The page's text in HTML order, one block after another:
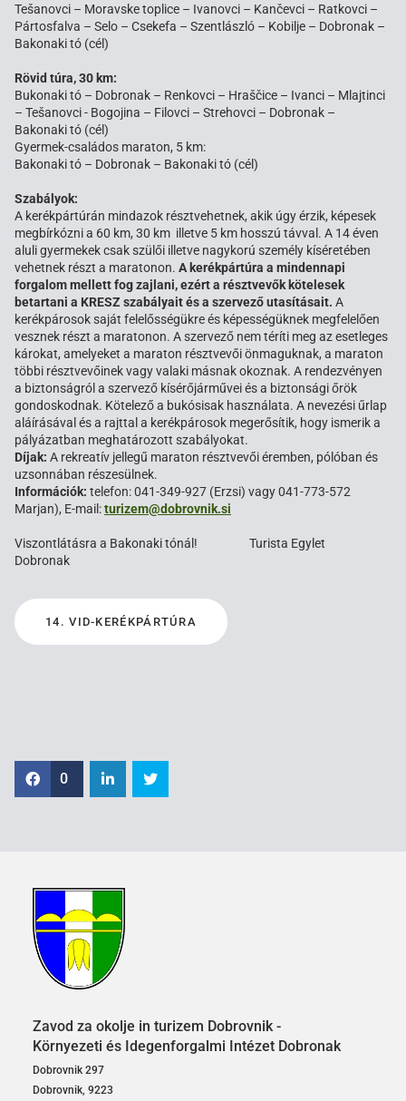
Tešanovci – Moravske toplice – Ivanovci – Kančevci – Ratkovci –
Pártosfalva – Selo – Csekefa – Szentlászló – Kobilje – Dobronak –
Bakonaki tó (cél)
Rövid túra, 30 km:
Bukonaki tó – Dobronak – Renkovci – Hraščice – Ivanci – Mlajtinci
– Tešanovci - Bogojina – Filovci – Strehovci – Dobronak –
Bakonaki tó (cél)
Gyermek-családos maraton, 5 km:
Bakonaki tó – Dobronak – Bakonaki tó (cél)
Szabályok:
A kerékpártúrán mindazok résztvehetnek, akik úgy érzik, képesek
megbírkózni a 60 km, 30 km illetve 5 km hosszú távval. A 14 éven
aluli gyermekek csak szülői illetve nagykorú személy kíséretében
vehetnek részt a maratonon. A kerékpártúra a mindennapi
forgalom mellett fog zajlani, ezért a résztvevők kötelesek
betartani a KRESZ szabályait és a szervező utasításait. A
kerékpárosok saját felelősségükre és képességüknek megfelelően
vesznek részt a maratonon. A szervező nem téríti meg az esetleges
károkat, amelyeket a maraton résztvevői önmaguknak, a maraton
többi résztvevőinek vagy valaki másnak okoznak. A rendezvényen
a biztonságról a szervező kísérőjárművei és a biztonsági őrök
gondoskodnak. Kötelező a bukósisak használata. A nevezési űrlap
aláírásával és a rajttal a kerékpárosok megerősítik, hogy ismerik a
pályázatban meghatározott szabályokat.
Díjak: A rekreatív jellegű maraton résztvevői éremben, pólóban és
uzsonnában részesülnek.
Információk: telefon: 041-349-927 (Erzsi) vagy 041-773-572
Marjan), E-mail:turizem@dobrovnik.si
Viszontlátásra a Bakonaki tónál! Turista Egylet
Dobronak
14. VID-KERÉKPÁRTÚRA
0
Zavod za okolje in turizem Dobrovnik -
Környezeti és Idegenforgalmi Intézet Dobronak
Dobrovnik 297
Dobrovnik, 9223